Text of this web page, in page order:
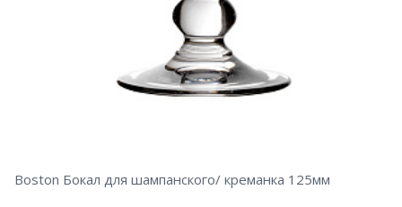
Boston Бокал для шампанского/ креманка 125мм